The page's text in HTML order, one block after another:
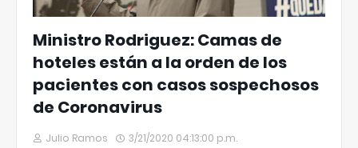
Ministro Rodriguez: Camas de
hoteles están a la orden de los
pacientes con casos sospechosos
de Coronavirus
Julio Ramos 3/21/2020 04:13:00 p.m.